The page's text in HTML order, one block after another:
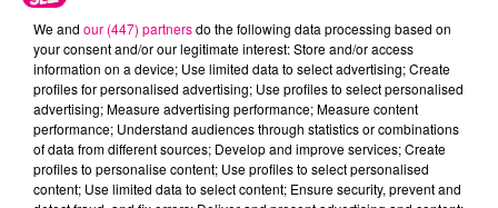
22 juillet 2026
Toulouse : circulation perturbée dans le
secteur François Verdier...
We and our (447) partnersdo the following data processing based on
your consent and/or our legitimate interest: Store and/or access
information on a device; Use limited data to select advertising; Create
profiles for personalised advertising; Use profiles to select personalised
advertising; Measure advertising performance; Measure content
performance; Understand audiences through statistics or combinations
of data from different sources; Develop and improve services; Create
profiles to personalise content; Use profiles to select personalised
content; Use limited data to select content; Ensure security, prevent and